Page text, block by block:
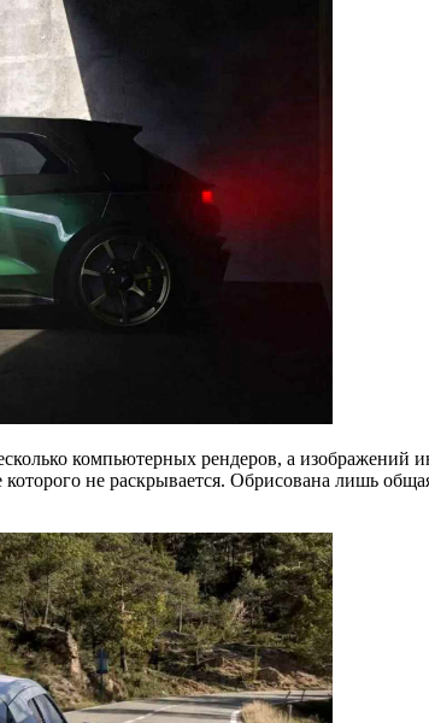
компьютерных рендеров, а изображений
не раскрывается. Обрисована лишь